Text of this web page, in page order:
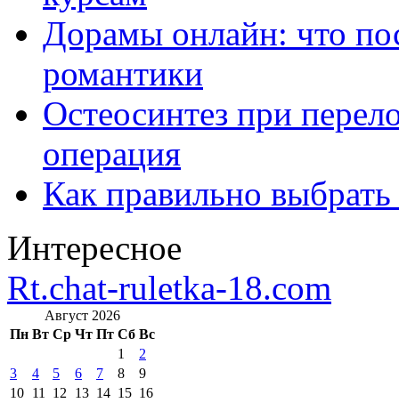
Дорамы онлайн: что
романтики
Остеосинтез при
операция
Как правильно
Интересное
Rt.chat-ruletka-18.com
Август 2026
Пн Вт Ср Чт Пт Сб Вс
1
2
3
4 5 6 7 8
9
10 11 12 13 14 15 16